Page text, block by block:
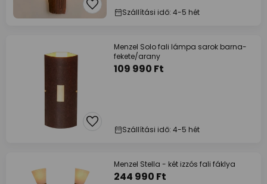
Szállítási idő: 4-5 hét
Menzel Solo fali lámpa sarok barna-
fekete/arany
109 990 Ft
Szállítási idő: 4-5 hét
Menzel Stella - két izzós fali fáklya
244 990 Ft